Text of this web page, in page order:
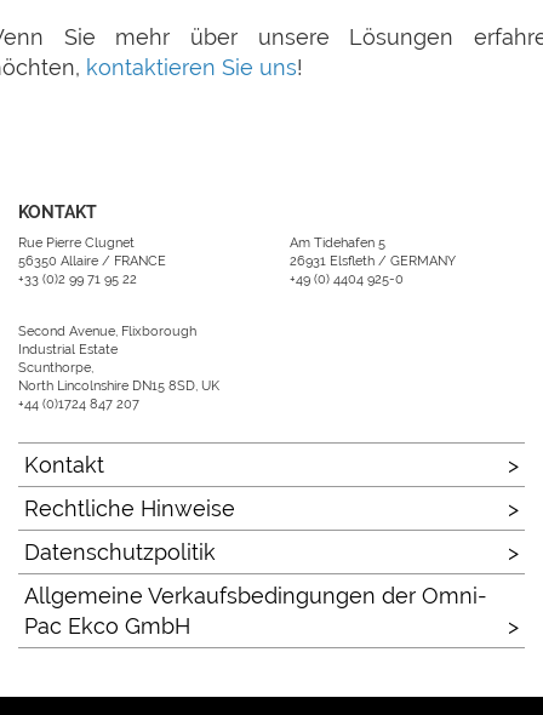
Sie mehr über unsere Lösungen
kontaktieren Sie uns!
KONTAKT
Rue Pierre Clugnet
56350 Allaire / FRANCE
+33 (0)2 99 71 95 22
Am Tidehafen 5
26931 Elsfleth / GERMANY
+49 (0) 4404 925-0
Second Avenue, Flixborough
Industrial Estate
Scunthorpe,
North Lincolnshire DN15 8SD, UK
+44 (0)1724 847 207
Kontakt
Rechtliche Hinweise
Datenschutzpolitik
Allgemeine Verkaufsbedingungen der Omni-
Pac Ekco GmbH